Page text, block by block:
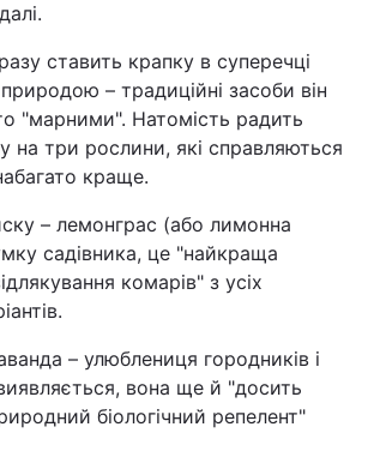
ставить крапку в суперечці
– традиційні засоби він
"марними". Натомість радить
на три рослини, які справляються
краще.
– лемонграс (або лимонна
садівника, це "найкраща
комарів" з усіх
– улюблениця городників і
вона ще й "досить
біологічний репелент"